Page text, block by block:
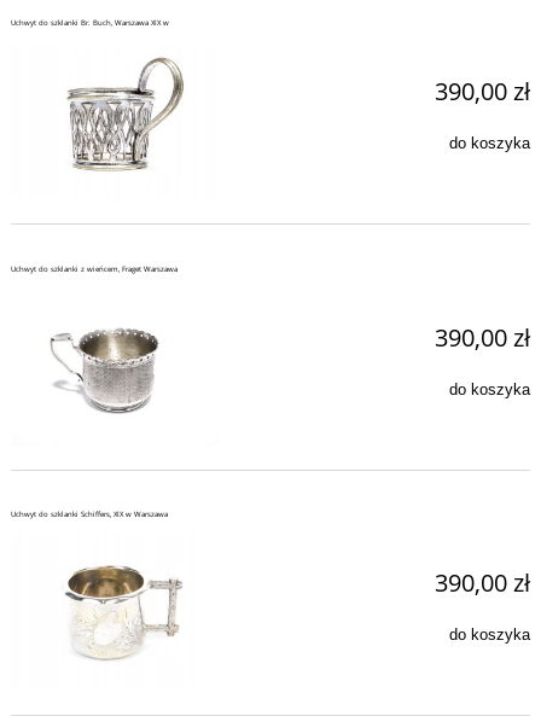
Uchwyt do szklanki Br. Buch, Warszawa XIX w
390,00 zł
do koszyka
Uchwyt do szklanki z wieńcem, Fraget Warszawa
390,00 zł
do koszyka
Uchwyt do szklanki Schiffers, XIX w Warszawa
390,00 zł
do koszyka